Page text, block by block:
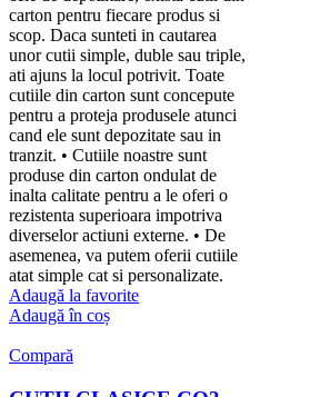
carton pentru fiecare produs si
scop. Daca sunteti in cautarea
unor cutii simple, duble sau triple,
ati ajuns la locul potrivit. Toate
cutiile din carton sunt concepute
pentru a proteja produsele atunci
cand ele sunt depozitate sau in
tranzit. • Cutiile noastre sunt
produse din carton ondulat de
inalta calitate pentru a le oferi o
rezistenta superioara impotriva
diverselor actiuni externe. • De
asemenea, va putem oferii cutiile
atat simple cat si personalizate.
Adaugă la favorite
Adaugă în coș
Compară